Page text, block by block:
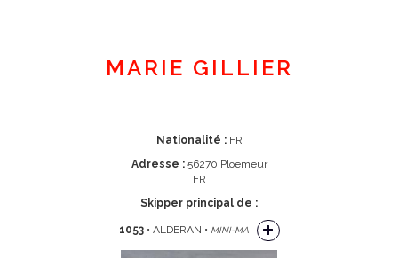
MARIE GILLIER
Nationalité :FR
Adresse :56270 Ploemeur
FR
Skipper principal de :
1053• ALDERAN • MINI-MA